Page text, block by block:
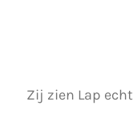
Zij zien Lap